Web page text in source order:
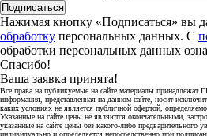
Подписаться
Нажимая кнопку «Подписаться» вы
обработку персональных данных. С
обработки персональных данных
Спасибо!
Ваша заявка принята!
Все права на публикуемые на сайте материалы
информация, представленная на данном сайте, носит
каких условиях не является публичной офертой,
Указанные на сайте цены не являются окончательными,
указанные на сайте цены без какого-либо предварительного
индивидуально и определяется непосредственно при